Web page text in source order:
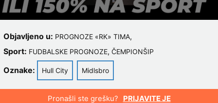
Objavljeno u: PROGNOZE «RK» TIMA,
Sport: FUDBALSKE PROGNOZE, ČEMPIONŠIP
Oznake: Hull City Midlsbro
Pronašli ste grešku? PRIJAVITE JE